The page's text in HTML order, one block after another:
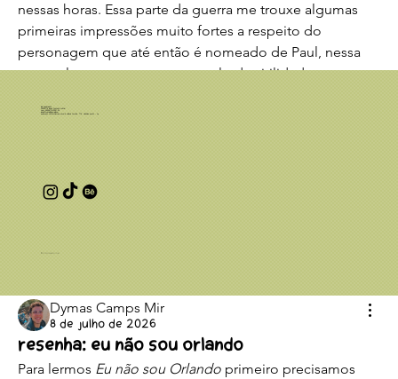
nessas horas. Essa parte da guerra me trouxe algumas
primeiras impressões muito fortes a respeito do
personagem que até então é nomeado de Paul, nessa
parte, ele mostra ser um exemplo de virilidade,
obrigações de um homem, o encorajando a ir para a
próprio dedo fora para ter um…
0
Dymas Camps Mir
8 de julho de 2026
Resenha: Eu não sou Orlando
Para lermos Eu não sou Orlando primeiro precisamos
© 2025 por Luana Cristini